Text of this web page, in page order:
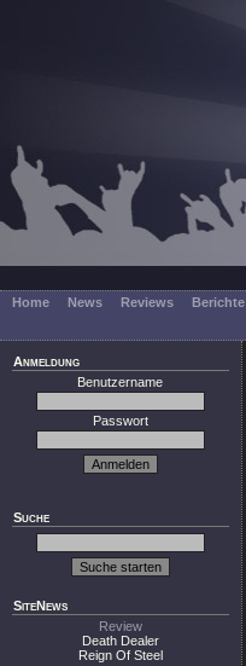
Home News Reviews Berichte
Anmeldung
Benutzername
Passwort
Suche
SiteNews
Review
Death Dealer
Reign Of Steel